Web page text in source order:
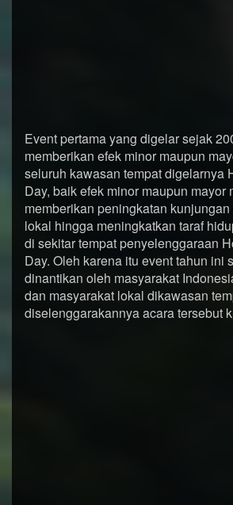
Event pertama yang digelar sejak
memberikan efek minor maupun
seluruh kawasan tempat digelarnya
Day, baik efek minor maupun mayor
memberikan peningkatan
lokal hingga meningkatkan taraf
di sekitar tempat penyelenggaraan
Day. Oleh karena itu event tahun ini
dinantikan oleh masyarakat
dan masyarakat lokal dikawasan
diselenggarakannya acara tersebut